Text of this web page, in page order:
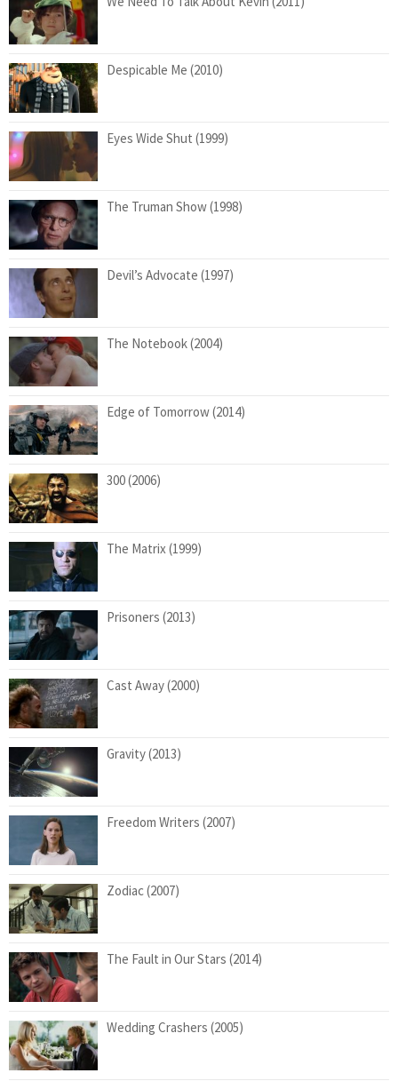
Despicable Me (2010)
Eyes Wide Shut (1999)
The Truman Show (1998)
Devil’s Advocate (1997)
The Notebook (2004)
Edge of Tomorrow (2014)
300 (2006)
The Matrix (1999)
Prisoners (2013)
Cast Away (2000)
Gravity (2013)
Freedom Writers (2007)
Zodiac (2007)
The Fault in Our Stars (2014)
Wedding Crashers (2005)